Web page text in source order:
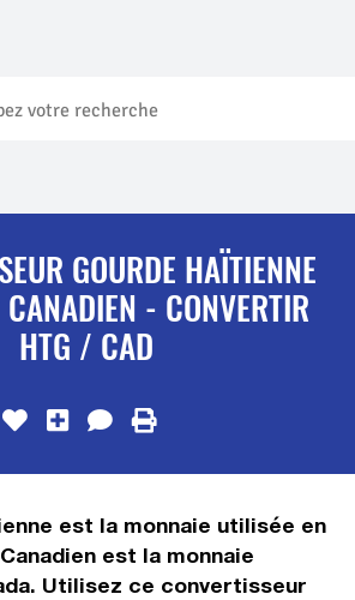
GOURDE HAÏTIENNE
- CONVERTIR
HTG / CAD
est la monnaie utilisée en
est la monnaie
Utilisez ce convertisseur